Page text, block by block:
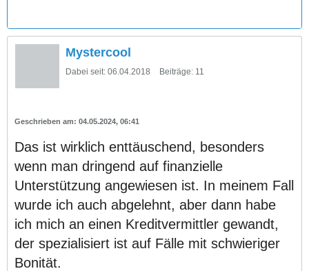
Mystercool
Dabei seit: 06.04.2018 Beiträge: 11
04.05.2024, 06:41
Das ist wirklich enttäuschend, besonders
wenn man dringend auf finanzielle
Unterstützung angewiesen ist. In meinem Fall
wurde ich auch abgelehnt, aber dann habe
ich mich an einen Kreditvermittler gewandt,
der spezialisiert ist auf Fälle mit schwieriger
Bonität.